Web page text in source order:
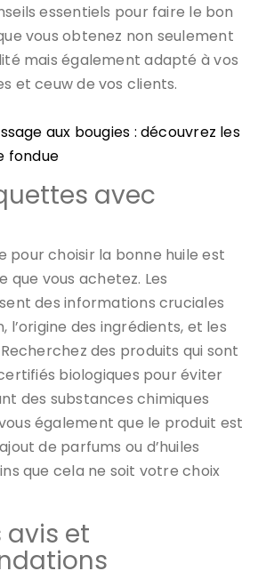
essentiels pour faire le bon
vous obtenez non seulement
mais également adapté à vos
et ceuw de vos clients.
aux bougies : découvrez les
fondue
avec
pour choisir la bonne huile est
vous achetez. Les
des informations cruciales
l’origine des ingrédients, et les
des produits qui sont
biologiques pour éviter
des substances chimiques
également que le produit est
de parfums ou d’huiles
que cela ne soit votre choix
avis et